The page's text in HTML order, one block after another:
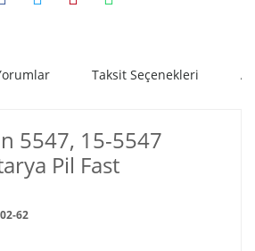
Taksit Seçenekleri
5547, 15-5547
Pil Fast
62